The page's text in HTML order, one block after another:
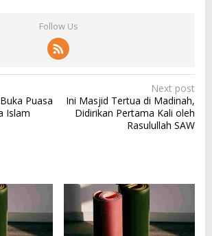
Follow Us
Puasa
Islam
Next post
Ini Masjid Tertua di Madinah,
Didirikan Pertama Kali oleh
Rasulullah SAW